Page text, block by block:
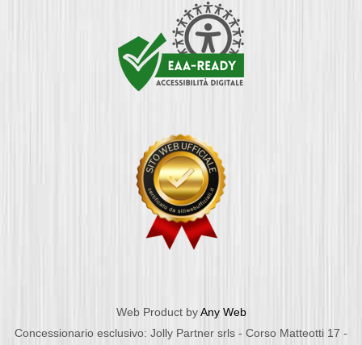
Web Product byAny Web
Concessionario esclusivo: Jolly Partner srls - Corso Matteotti 17 -